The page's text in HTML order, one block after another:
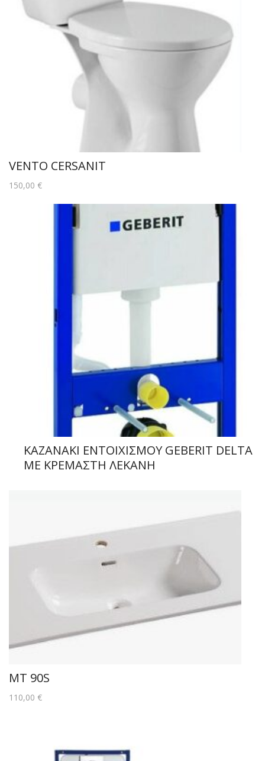
VENTO CERSANIT
150,00 €
ΚΑΖΑΝΑΚΙ ΕΝΤΟΙΧΙΣΜΟΥ GEBERIT DELTA
ΜΕ ΚΡΕΜΑΣΤΗ ΛΕΚΑΝΗ
MT 90S
110,00 €